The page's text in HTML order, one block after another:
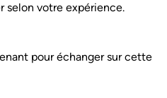
selon votre expérience.
pour échanger sur cette